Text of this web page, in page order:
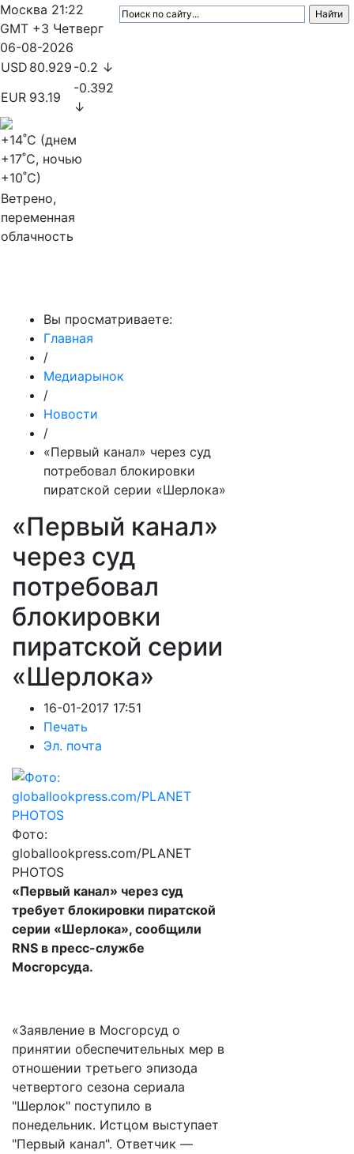
Москва 21:22
GMT +3 Четверг
06-08-2026
USD 80.929 -0.2 ↓
EUR 93.19
-0.392
↓
+14˚C (днем
+17˚C, ночью
+10˚C)
Ветрено,
переменная
облачность
Вы просматриваете:
Главная
/
Медиарынок
/
Новости
/
«Первый канал» через суд
потребовал блокировки
пиратской серии «Шерлока»
«Первый канал»
через суд
потребовал
блокировки
пиратской серии
«Шерлока»
16-01-2017 17:51
Печать
Эл. почта
Фото:
globallookpress.com/PLANET
PHOTOS
«Первый канал» через суд
требует блокировки пиратской
серии «Шерлока», сообщили
RNS в пресс-службе
Мосгорсуда.
«Заявление в Мосгорсуд о
принятии обеспечительных мер в
отношении третьего эпизода
четвертого сезона сериала
"Шерлок" поступило в
понедельник. Истцом выступает
"Первый канал". Ответчик —